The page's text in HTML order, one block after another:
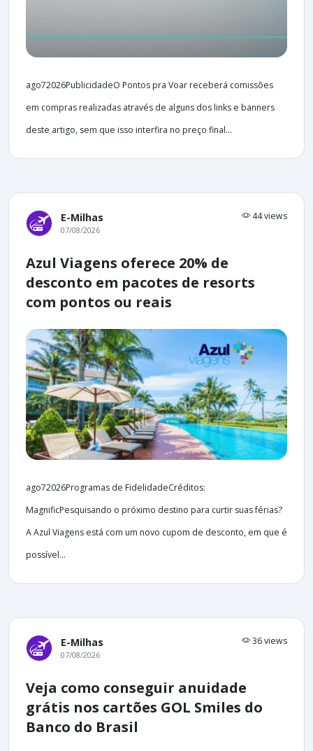
ago72026PublicidadeO Pontos pra Voar receberá comissões
em compras realizadas através de alguns dos links e banners
deste artigo, sem que isso interfira no preço final...
E-Milhas 44 views
07/08/2026
Azul Viagens oferece 20% de
desconto em pacotes de resorts
com pontos ou reais
ago72026Programas de FidelidadeCréditos:
MagnificPesquisando o próximo destino para curtir suas férias?
A Azul Viagens está com um novo cupom de desconto, em que é
possível...
E-Milhas 36 views
07/08/2026
Veja como conseguir anuidade
grátis nos cartões GOL Smiles do
Banco do Brasil